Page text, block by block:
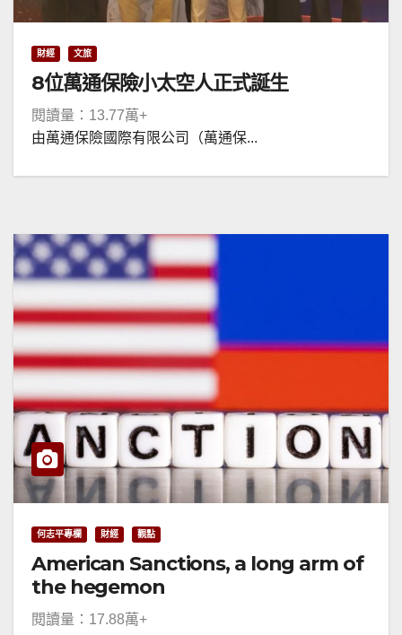
財經 文旅
8位萬通保險小太空人正式誕生
閱讀量：13.77萬+
由萬通保險國際有限公司（萬通保...
何志平專欄 財經 觀點
American Sanctions, a long arm of
the hegemon
閱讀量：17.88萬+